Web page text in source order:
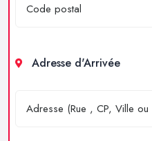
Adresse d'Arrivée